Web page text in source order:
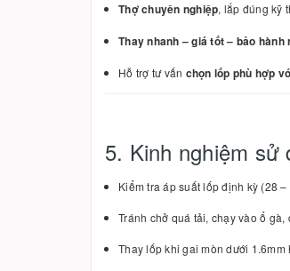
Thợ chuyên nghiệp, lắp đúng kỹ
Thay nhanh – giá tốt – bảo hành
Hỗ trợ tư vấn chọn lốp phù hợp
5. Kinh nghiệm sử
Kiểm tra áp suất lốp định kỳ (28 –
Tránh chở quá tải, chạy vào ổ gà,
Thay lốp khi gai mòn dưới